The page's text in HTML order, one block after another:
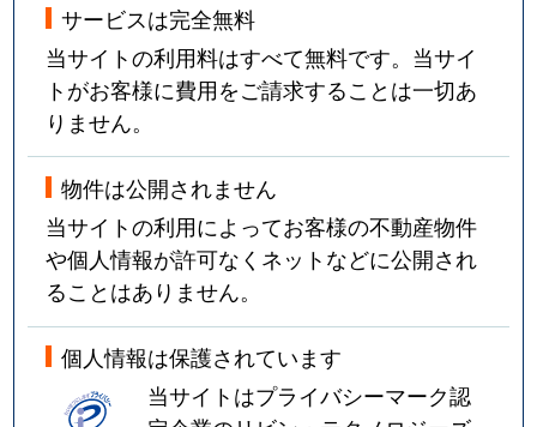
サービスは完全無料
当サイトの利用料はすべて無料です。当サイ
トがお客様に費用をご請求することは一切あ
りません。
物件は公開されません
当サイトの利用によってお客様の不動産物件
や個人情報が許可なくネットなどに公開され
ることはありません。
個人情報は保護されています
当サイトはプライバシーマーク認